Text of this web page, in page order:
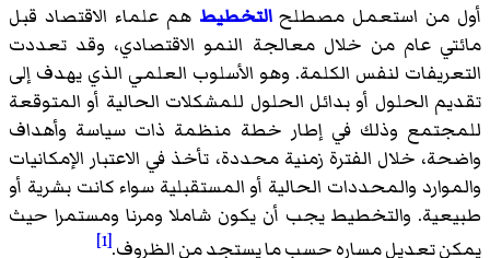
أول من استعمل مصطلحالتخطيط هم علماء الاقتصاد قبل
مائتي عام من خلال معالجة النمو الاقتصادي، وقد تعددت
التعريفات لنفس الكلمة. وهو الأسلوب العلمي الذي يهدف إلى
تقديم الحلول أو بدائل الحلول للمشكلات الحالية أو المتوقعة
للمجتمع وذلك في إطار خطة منظمة ذات سياسة وأهداف
واضحة، خلال الفترة زمنية محددة، تأخذ في الاعتبار الإمكانيات
والموارد والمحددات الحالية أو المستقبلية سواء كانت بشرية أو
طبيعية. والتخطيط يجب أن يكون شاملا ومرنا ومستمرا حيث
يمكن تعديل مساره حسب ما يستجد من الظروف.[1]